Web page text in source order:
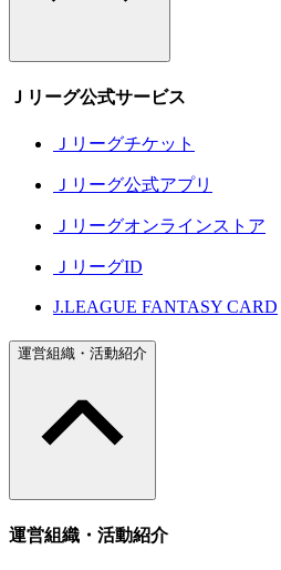
Ｊリーグ公式サービス
Ｊリーグチケット
Ｊリーグ公式アプリ
Ｊリーグオンラインストア
ＪリーグID
J.LEAGUE FANTASY CARD
運営組織・活動紹介
運営組織・活動紹介